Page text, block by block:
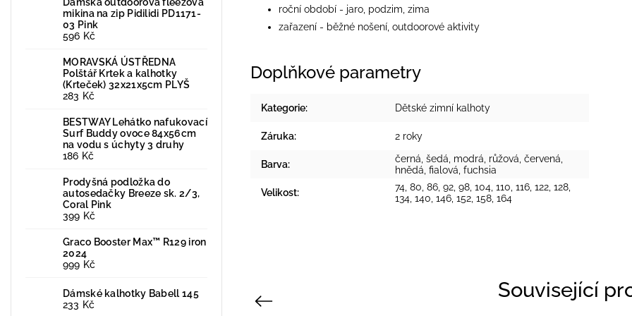
mikina na zip Pidilidi PD1171-
03 Pink
596 Kč
MORAVSKÁ ÚSTŘEDNA
Polštář Krtek a kalhotky
(Krteček) 32x21x5cm PLYŠ
283 Kč
BESTWAY Lehátko nafukovací
Surf Buddy ovoce 84x56cm
na vodu s úchyty 3 druhy
186 Kč
Prodyšná podložka do
autosedačky Breeze sk. 2/3,
Coral Pink
399 Kč
Graco Booster Max™ R129 iron
2024
999 Kč
Dámské kalhotky Babell 145
233 Kč
roční období - jaro, podzim, zima
zařazení - běžné nošení, outdoorové aktivity
Doplňkové parametry
Kategorie: Dětské zimní kalhoty
Záruka: 2 roky
Barva: černá šedá modrá růžová červená
hnědá fialová fuchsia
Velikost:
74, 80, 86, 92, 98, 104, 110, 116, 122, 128,
134, 140, 146, 152, 158, 164
Související
Previous